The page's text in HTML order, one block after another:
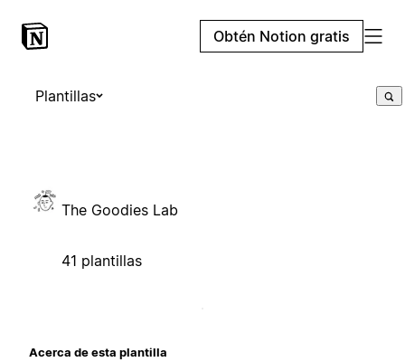
Obtén Notion gratis
Plantillas
The Goodies Lab
41 plantillas
Acerca de esta plantilla